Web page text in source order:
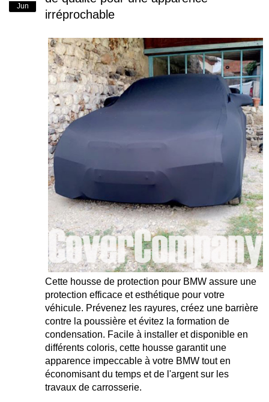
Jun
irréprochable
Cette housse de protection pour BMW assure une
protection efficace et esthétique pour votre
véhicule. Prévenez les rayures, créez une barrière
contre la poussière et évitez la formation de
condensation. Facile à installer et disponible en
différents coloris, cette housse garantit une
apparence impeccable à votre BMW tout en
économisant du temps et de l'argent sur les
travaux de carrosserie.